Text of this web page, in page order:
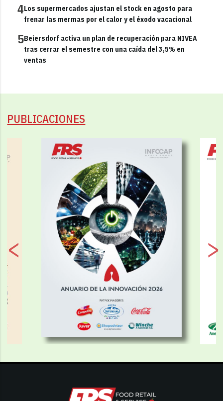
4Los supermercados ajustan el stock en agosto para
frenar las mermas por el calor y el éxodo vacacional
5Beiersdorf activa un plan de recuperación para NIVEA
tras cerrar el semestre con una caída del 3,5% en
ventas
PUBLICACIONES